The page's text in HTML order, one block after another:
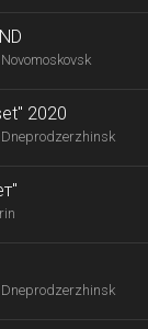
2020